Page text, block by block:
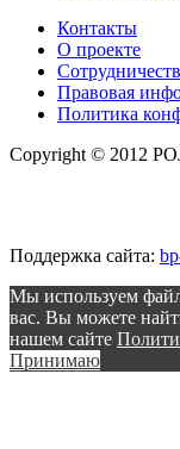
Контакты
О проекте
Правовая
Политика
Copyright © 2012
Поддержка сайта:
Мы используем
вас. Вы можете
нашем сайте
Принимаю